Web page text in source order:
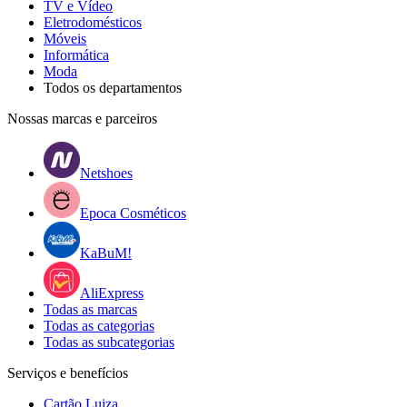
TV e Vídeo
Eletrodomésticos
Móveis
Informática
Moda
Todos os departamentos
Nossas marcas e parceiros
Netshoes
Epoca Cosméticos
KaBuM!
AliExpress
Todas as marcas
Todas as categorias
Todas as subcategorias
Serviços e benefícios
Cartão Luiza